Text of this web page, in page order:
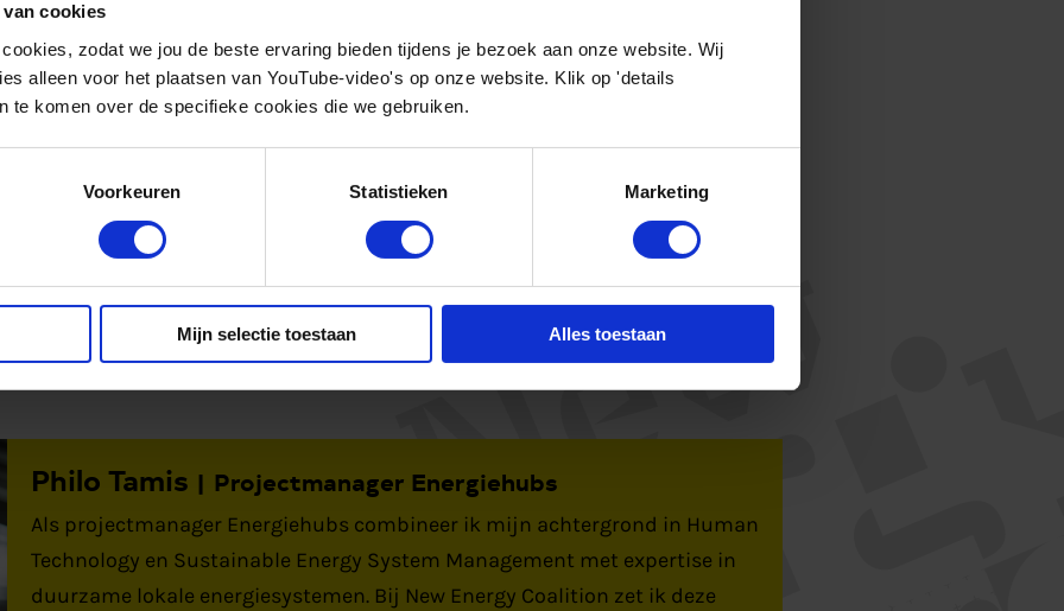
cookies
zodat we jou de beste ervaring bieden tijdens je bezoek aan onze website. Wij
alleen voor het plaatsen van YouTube-video's op onze website. Klik op 'details
te komen over de specifieke cookies die we gebruiken.
Voorkeuren Statistieken Marketing
Mijn selectie toestaan Alles toestaan
(efficiënter werken)
van energie door slimme en lokale oplossingen
van voorspelde en daadwerkelijke energieverbruik in het proces
spelen inclusiviteit en gelijkheid in bijscholen van (potentiële)
rol.
over het project
Philo Tamis Projectmanager Energiehubs
Als projectmanager Energiehubs combineer ik mijn achtergrond in Human
Technology en Sustainable Energy System Management met expertise in
duurzame lokale energiesystemen. Bij New Energy Coalition zet ik deze